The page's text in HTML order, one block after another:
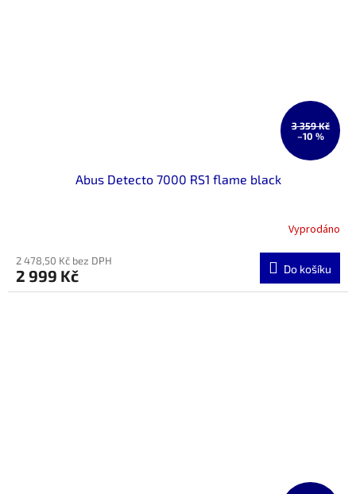
3 359 Kč
–10 %
Abus Detecto 7000 RS1 flame black
Vyprodáno
2 478,50 Kč bez DPH
2 999 Kč Do košíku